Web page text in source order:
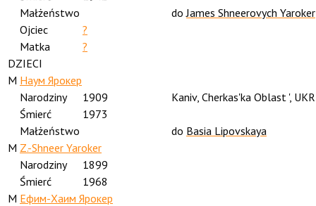
Małżeństwo
doJames Shneerovych Yaroker
Ojciec
?
Matka
?
DZIECI
M Наум Ярокер
Narodziny
1909
Kaniv, Cherkas'ka Oblast ', UKR
Śmierć
1973
Małżeństwo
do Basia Lipovskaya
M Z.-Shneer Yaroker
Narodziny
1899
Śmierć
1968
M Ефим-Хаим Ярокер